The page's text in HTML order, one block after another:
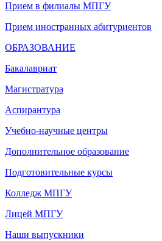
Прием в филиалы МПГУ
Прием иностранных абитуриентов
ОБРАЗОВАНИЕ
Бакалавриат
Магистратура
Аспирантура
Учебно-научные центры
Дополнительное образование
Подготовительные курсы
Колледж МПГУ
Лицей МПГУ
Наши выпускники